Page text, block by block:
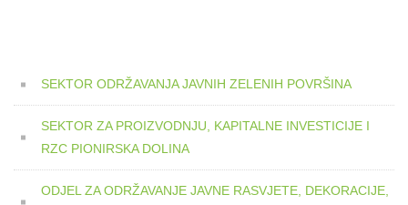
SEKTOR ODRŽAVANJA JAVNIH ZELENIH POVRŠINA
SEKTOR ZA PROIZVODNJU, KAPITALNE INVESTICIJE I
RZC PIONIRSKA DOLINA
ODJEL ZA ODRŽAVANJE JAVNE RASVJETE, DEKORACIJE,